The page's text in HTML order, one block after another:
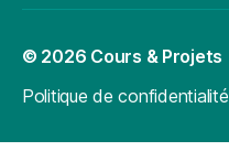
© 2026 Cours & Projets
Politique de confidentialité